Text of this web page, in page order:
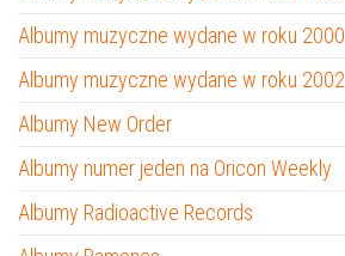
Albumy muzyczne wydane w roku 2000
Albumy muzyczne wydane w roku 2002
Albumy New Order
Albumy numer jeden na Oricon Weekly
Albumy Radioactive Records